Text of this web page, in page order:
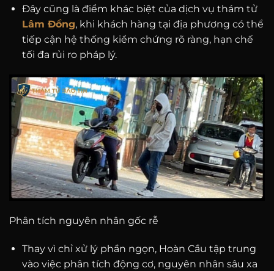
Đây cũng là điểm khác biệt của dịch vụ thám tử
Lâm Đồng, khi khách hàng tại địa phương có thể
tiếp cận hệ thống kiểm chứng rõ ràng, hạn chế
tối đa rủi ro pháp lý.
Phân tích nguyên nhân gốc rễ
Thay vì chỉ xử lý phần ngọn, Hoàn Cầu tập trung
vào việc phân tích động cơ, nguyên nhân sâu xa